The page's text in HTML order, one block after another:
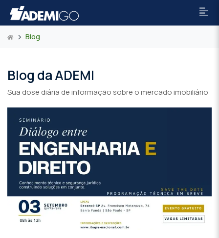
Blog
Blog da ADEMI
Sua dose diária de informação sobre o mercado imobiliário